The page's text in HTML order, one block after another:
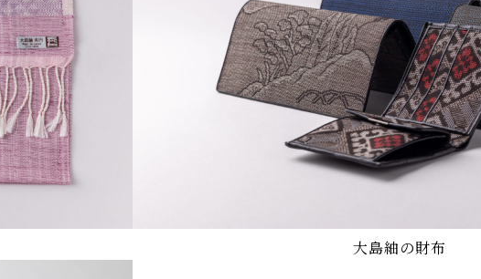
大島紬の財布